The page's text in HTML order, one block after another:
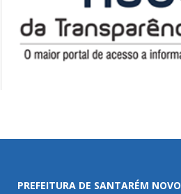
PREFEITURA DE SANTARÉM NOVO